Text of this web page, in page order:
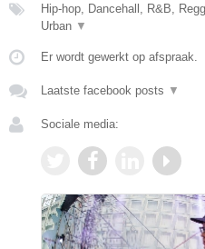
Hip-hop, Dancehall, R&B,
Urban ▼
Er wordt gewerkt op afspraak.
Laatste facebook posts ▼
Sociale media: